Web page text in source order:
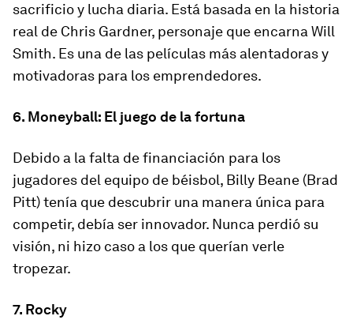
sacrificio y lucha diaria. Está basada en la historia
real de Chris Gardner, personaje que encarna Will
Smith. Es una de las películas más alentadoras y
motivadoras para los emprendedores.
6. Moneyball: El juego de la fortuna
Debido a la falta de financiación para los
jugadores del equipo de béisbol, Billy Beane (Brad
Pitt) tenía que descubrir una manera única para
competir, debía ser innovador. Nunca perdió su
visión, ni hizo caso a los que querían verle
tropezar.
7. Rocky